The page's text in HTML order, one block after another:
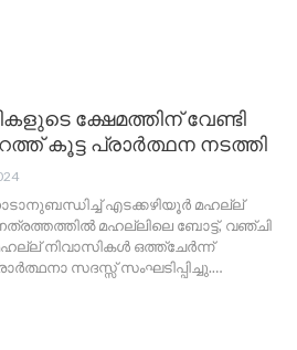
ക്ഷേമത്തിന് വേണ്ടി
കൂട്ട പ്രാർത്ഥന നടത്തി
എടക്കഴിയൂർ മഹല്ല്
മഹല്ലിലെ ബോട്ട്, വഞ്ചി
നിവാസികൾ ഒത്ത്ചേർന്ന്
സദസ്സ് സംഘടിപ്പിച്ചു.…